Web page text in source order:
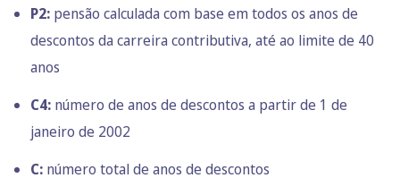
P2: pensão calculada com base em todos os anos de
descontos da carreira contributiva, até ao limite de 40
anos
C4: número de anos de descontos a partir de 1 de
janeiro de 2002
C: número total de anos de descontos